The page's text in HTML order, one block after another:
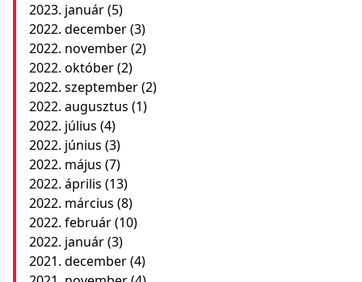
2023. január(5)
2022. december(3)
2022. november(2)
2022. október(2)
2022. szeptember(2)
2022. augusztus (1)
2022. július (4)
2022. június (3)
2022. május (7)
2022. április (13)
2022. március (8)
2022. február(10)
2022. január(3)
2021. december(4)